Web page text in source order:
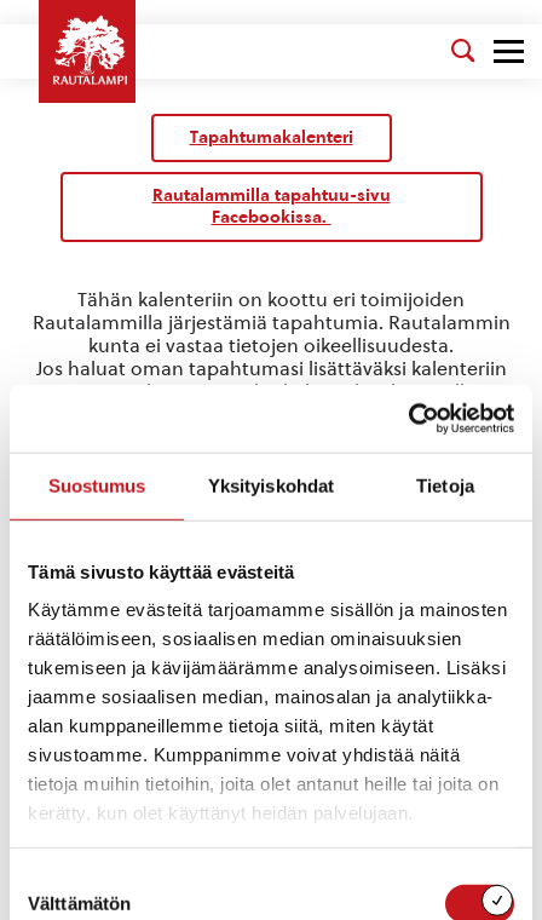
Suostumus Yksityiskohdat Tietoja
Tämä sivusto käyttää evästeitä
Käytämme evästeitä tarjoamamme sisällön ja mainosten
räätälöimiseen, sosiaalisen median ominaisuuksien
tukemiseen ja kävijämäärämme analysoimiseen. Lisäksi
jaamme sosiaalisen median, mainosalan ja analytiikka-
alan kumppaneillemme tietoja siitä, miten käytät
sivustoamme. Kumppanimme voivat yhdistää näitä
tietoja muihin tietoihin, joita olet antanut heille tai joita on
kerätty, kun olet käyttänyt heidän palvelujaan.
valinta
Välttämätön
Tapahtumakalenteri
Rautalammilla tapahtuu-sivu
Facebookissa.
talkootyö
Tapahtumat talkootyö
Tapahtumat
NoticeEi tuloksia.
Etsi
aja
Näkymät
navigointi
Etsi
ShowLista
Tuleva
Valitse
päivä.
EdellisetTapahtumat Tänään
Seuraavat
Tähän kalenteriin on koottu eri toimijoiden
Rautalammilla järjestämiä tapahtumia. Rautalammin
kunta ei vastaa tietojen oikeellisuudesta.
Jos haluat oman tapahtumasi lisättäväksi kalenteriin
jätä tapahtuman tiedot linkin takaa löytyvällä